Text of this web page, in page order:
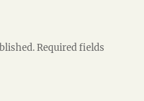
Required fields